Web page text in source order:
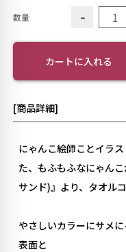
数量 -
カートに入れる
[商品詳細]
にゃんこ絵師ことイラ
た、もふもふなにゃん
サンド)』より、タオル
やさしいカラーにサメ
表面と